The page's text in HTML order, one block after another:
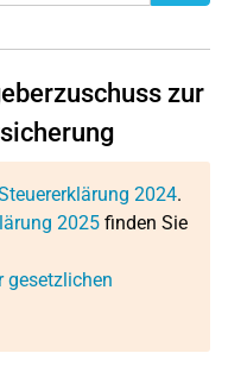
zur
2024.
2025 finden Sie
gesetzlichen